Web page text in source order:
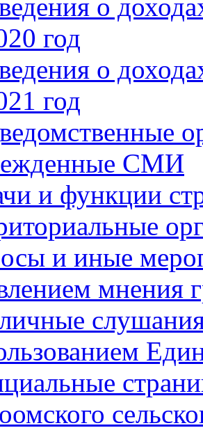
о
год
о
год
СМИ
и функции
и иные
мнения